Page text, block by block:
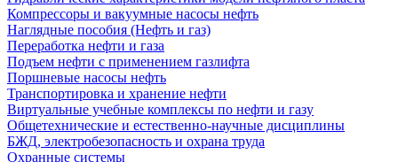
Компрессоры и вакуумные насосы нефть
Наглядные пособия (Нефть и газ)
Переработка нефти и газа
Подъем нефти с применением газлифта
Поршневые насосы нефть
Транспортировка и хранение нефти
Виртуальные учебные комплексы по нефти и газу
Общетехнические и естественно-научные дисциплины
БЖД, электробезопасность и охрана труда
Охранные системы